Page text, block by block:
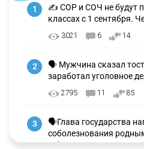
1
✍️ СОР и СОЧ не будут
классах с 1 сентября.
3021 6 14
2
🗣 Мужчина сказал
заработал уголовное
2795 11 85
3
🗣Глава государства
соболезнования
қаһарманы Ивана